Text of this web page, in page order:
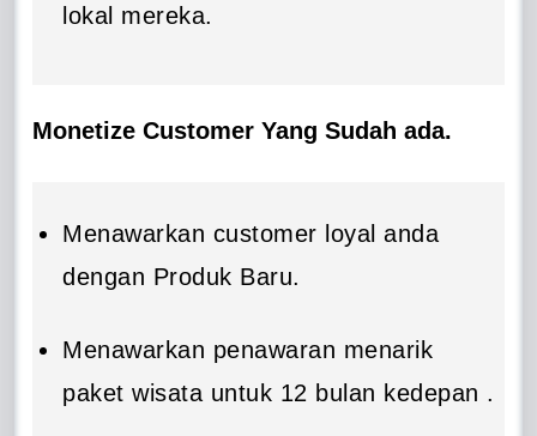
lokal mereka.
Monetize Customer Yang Sudah ada.
Menawarkan customer loyal anda
dengan Produk Baru.
Menawarkan penawaran menarik
paket wisata untuk 12 bulan kedepan .